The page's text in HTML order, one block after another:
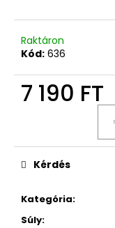
Raktáron
Kód: 636
7 190 FT
Kategória:
Súly:
Kérdés